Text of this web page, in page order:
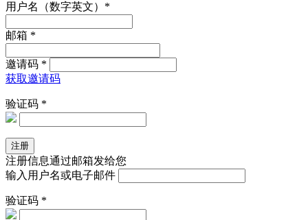
用户名（数字英文）*
邮箱 *
邀请码 *
获取邀请码
验证码 *
注册信息通过邮箱发给您
输入用户名或电子邮件
验证码 *